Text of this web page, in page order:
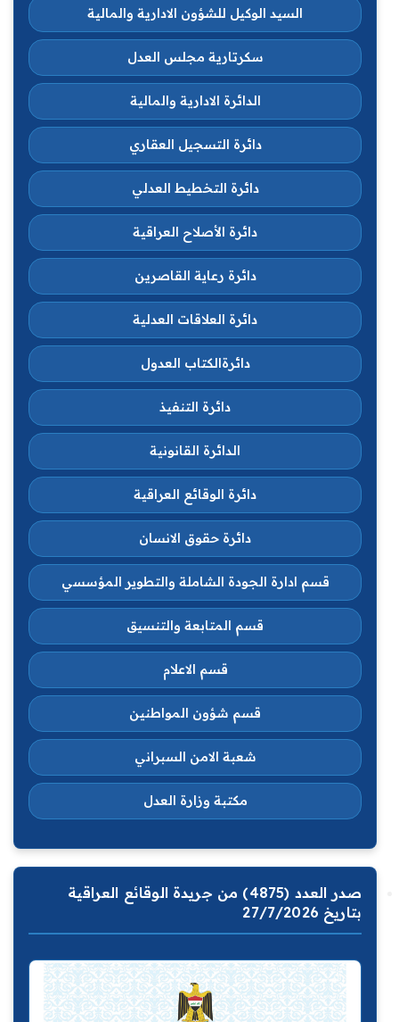
السيد الوكيل للشؤون الادارية والمالية
سكرتارية مجلس العدل
الدائرة الادارية والمالية
دائرة التسجيل العقاري
دائرة التخطيط العدلي
دائرة الأصلاح العراقية
دائرة رعاية القاصرين
دائرة العلاقات العدلية
دائرةالكتاب العدول
دائرة التنفيذ
الدائرة القانونية
دائرة الوقائع العراقية
دائرة حقوق الانسان
قسم ادارة الجودة الشاملة والتطوير المؤسسي
قسم المتابعة والتنسيق
قسم الاعلام
قسم شؤون المواطنين
شعبة الامن السبراني
مكتبة وزارة العدل
صدر العدد (4875) من جريدة الوقائع العراقية
بتاريخ 27/7/2026